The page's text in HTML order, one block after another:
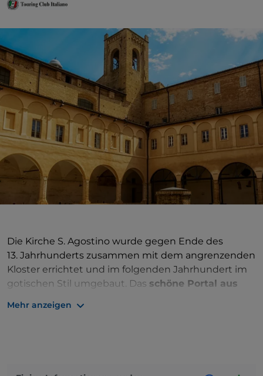
Die Kirche S. Agostino wurde gegen Ende des
13. Jahrhunderts zusammen mit dem angrenzenden
Kloster errichtet und im folgenden Jahrhundert im
gotischen Stil umgebaut. Das schöne Portal aus
stammt aus dem Jahr 1485. Der vom Kreuzgang des
Mehr anzeigen